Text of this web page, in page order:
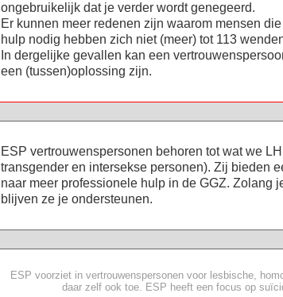
ongebruikelijk dat je verder wordt genegeerd.
Er kunnen meer redenen zijn waarom mensen die
hulp nodig hebben zich niet (meer) tot 113
In dergelijke gevallen kan een
een (tussen)oplossing zijn.
ESP vertrouwenspersonen behoren tot wat we
transgender en intersekse personen). Zij bieden
naar meer professionele hulp in de GGZ. Zolang
blijven ze je ondersteunen.
ESP voorziet in vertrouwenspersonen voor lesbische,
daar zelf ook toe. ESP heeft een focus op